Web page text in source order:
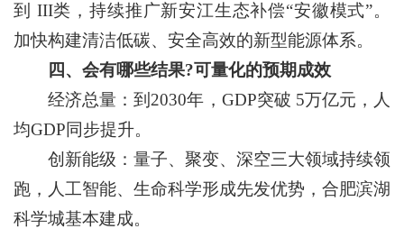
到 III类，持续推广新安江生态补偿“安徽模式”。
加快构建清洁低碳、安全高效的新型能源体系。
四、会有哪些结果?可量化的预期成效
经济总量：到2030年，GDP突破 5万亿元，人
均GDP同步提升。
创新能级：量子、聚变、深空三大领域持续领
跑，人工智能、生命科学形成先发优势，合肥滨湖
科学城基本建成。